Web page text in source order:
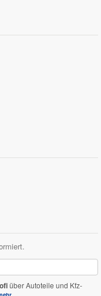
über Autoteile und Kfz-